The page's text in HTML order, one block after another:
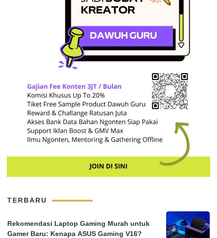
TERBARU
Rekomendasi Laptop Gaming Murah untuk
Gamer Baru: Kenapa ASUS Gaming V16?